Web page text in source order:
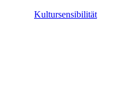
Kultursensibilität